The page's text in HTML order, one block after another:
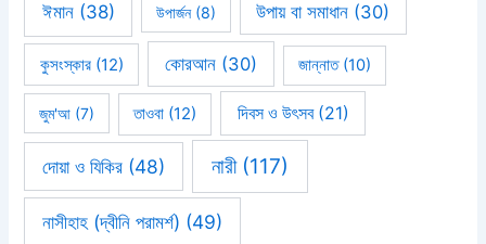
ঈমান(38) উপার্জন(8) উপায় বা সমাধান (30)
কুসংস্কার(12) কোরআন (30) জান্নাত(10)
জুম'আ (7) তাওবা (12) দিবস ও উৎসব(21)
দোয়া ও যিকির (48) নারী(117)
নাসীহাহ (দ্বীনি পরামর্শ) (49)